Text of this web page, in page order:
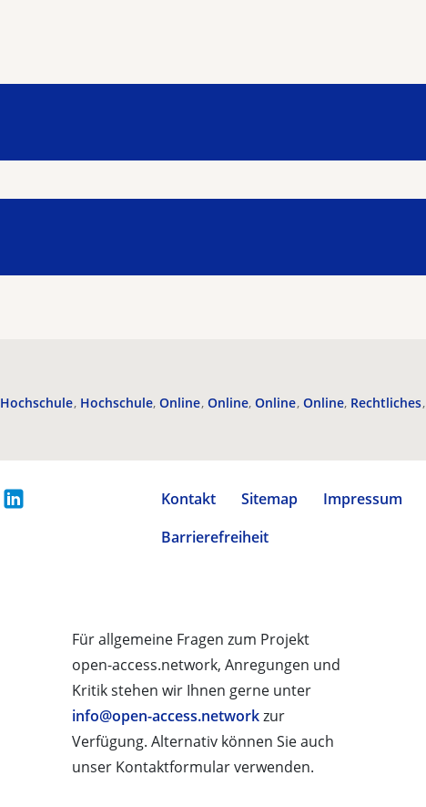
Hochschule Hochschule Online Online Online Online Rechtliches
Kontakt Sitemap Impressum
Barrierefreiheit
Für allgemeine Fragen zum Projekt
open-access.network, Anregungen und
Kritik stehen wir Ihnen gerne unter
info@open-access.networkzur
Verfügung. Alternativ können Sie auch
unser Kontaktformular verwenden.